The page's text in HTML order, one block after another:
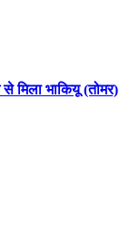
से मिला भाकियू (तोमर)